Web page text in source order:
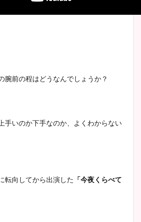
腕前の程はどうなんでしょうか？
手いのか下手なのか、よくわからない
転向してから出演した 「今夜くらべて